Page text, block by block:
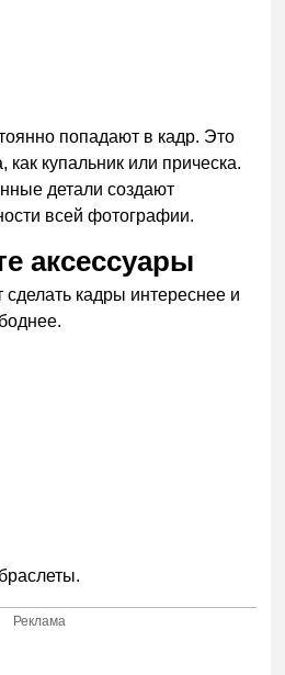
попадают в кадр. Это
как купальник или прическа.
детали создают
всей фотографии.
аксессуары
кадры интереснее и
Реклама